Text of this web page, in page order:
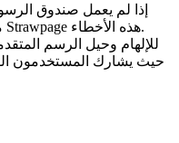
إذا لم يعمل صندوق
مرة أخرى؛ غالبًا ما تحل تحديثات Strawpage هذه الأخطاء.
للإلهام وحيل الرسم
حيث يشارك المستخدمون